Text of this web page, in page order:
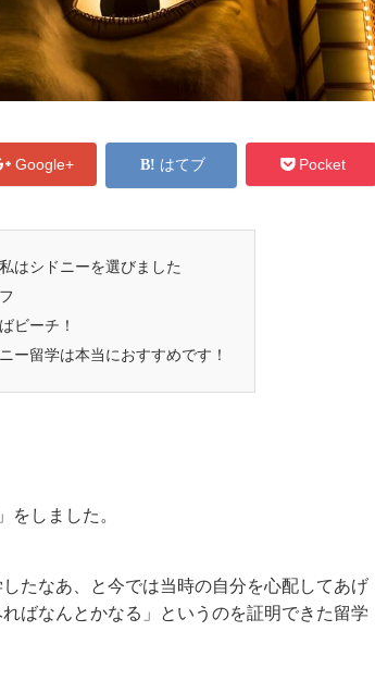
Google+ はてブ Pocket
はシドニーを選びました
ビーチ！
ー留学は本当におすすめです！
をしました。
たなあ、と今では当時の自分を心配してあげ
ばなんとかなる」というのを証明できた留学